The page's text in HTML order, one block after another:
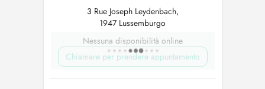
3 Rue Joseph Leydenbach,
1947 Lussemburgo
Nessuna disponibilità online
Chiamare per prendere appuntamento